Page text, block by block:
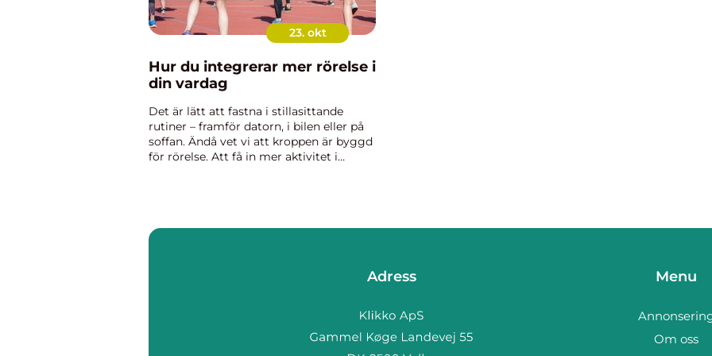
23. okt
Hur du integrerar mer rörelse i
din vardag
Det är lätt att fastna i stillasittande
rutiner – framför datorn, i bilen eller på
soffan. Ändå vet vi att kroppen är byggd
för rörelse. Att få in mer aktivitet i
Adress Menu
Om oss